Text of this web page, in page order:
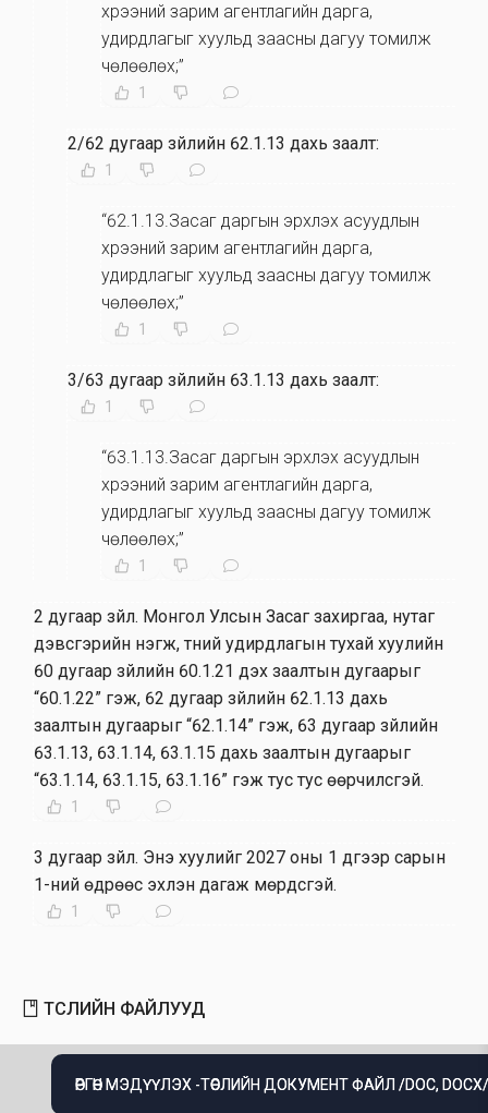
хүрээний зарим агентлагийн дарга,
удирдлагыг хуульд заасны дагуу томилж
чөлөөлөх;”
1
2/62 дугаар зүйлийн 62.1.13 дахь заалт:
1
“62.1.13.Засаг даргын эрхлэх асуудлын
хүрээний зарим агентлагийн дарга,
удирдлагыг хуульд заасны дагуу томилж
чөлөөлөх;”
1
3/63 дугаар зүйлийн 63.1.13 дахь заалт:
1
“63.1.13.Засаг даргын эрхлэх асуудлын
хүрээний зарим агентлагийн дарга,
удирдлагыг хуульд заасны дагуу томилж
чөлөөлөх;”
1
2 дугаар зүйл. Монгол Улсын Засаг захиргаа, нутаг
дэвсгэрийн нэгж, түүний удирдлагын тухай хуулийн
60 дугаар зүйлийн 60.1.21 дэх заалтын дугаарыг
“60.1.22” гэж, 62 дугаар зүйлийн 62.1.13 дахь
заалтын дугаарыг “62.1.14” гэж, 63 дугаар зүйлийн
63.1.13, 63.1.14, 63.1.15 дахь заалтын дугаарыг
“63.1.14, 63.1.15, 63.1.16” гэж тус тус өөрчилсүгэй.
1
3 дугаар зүйл. Энэ хуулийг 2027 оны 1 дүгээр сарын
1-ний өдрөөс эхлэн дагаж мөрдсүгэй.
1
ТӨСЛИЙН ФАЙЛУУД
ӨРГӨН МЭДҮҮЛЭХ -ТӨСЛИЙН ДОКУМЕНТ ФАЙЛ /DOC, DOCX/